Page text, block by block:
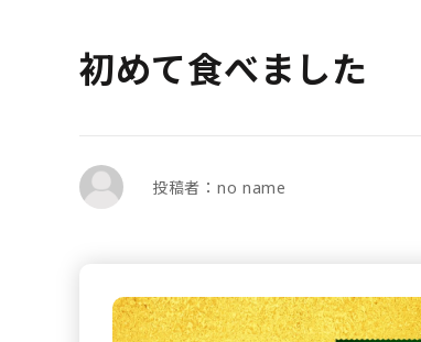
初めて食べました
投稿者：no name